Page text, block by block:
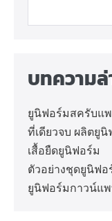
บทความ
ยูนิฟอร์มสครับแ
ที่เดียวจบ ผลิตยู
เสื้อยืดยูนิฟอร์ม
ตัวอย่างชุดยูนิฟ
ยูนิฟอร์มกาวน์แ